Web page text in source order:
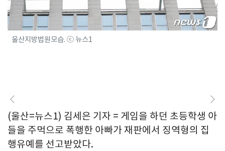
울산지방법원모습. ⓒ 뉴스1
(울산=뉴스1) 김세은 기자 = 게임을 하던 초등학생 아
들을 주먹으로 폭행한 아빠가 재판에서 징역형의 집
행유예를 선고받았다.